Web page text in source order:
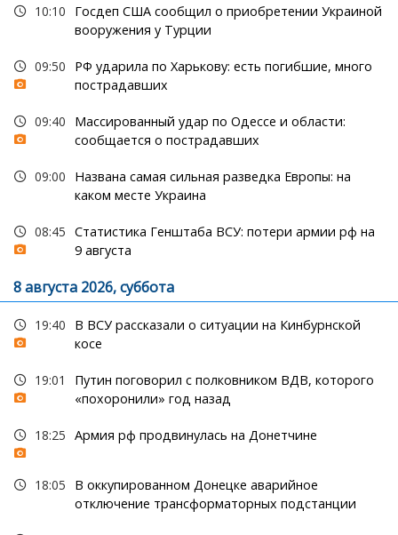
10:10
Госдеп США сообщил о приобретении Украиной
вооружения у Турции
09:50
РФ ударила по Харькову: есть погибшие, много
пострадавших
09:40
Массированный удар по Одессе и области:
сообщается о пострадавших
09:00
Названа самая сильная разведка Европы: на
каком месте Украина
08:45 Статистика Генштаба ВСУ: потери армии рф на
9 августа
8 августа 2026, суббота
19:40
В ВСУ рассказали о ситуации на Кинбурнской
косе
19:01
Путин поговорил с полковником ВДВ, которого
«похоронили» год назад
18:25 Армия рф продвинулась на Донетчине
18:05
В оккупированном Донецке аварийное
отключение трансформаторных подстанции